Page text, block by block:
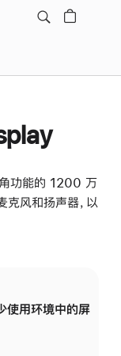
功能的 1200 万
风和扬声器，以
使用环境中的屏